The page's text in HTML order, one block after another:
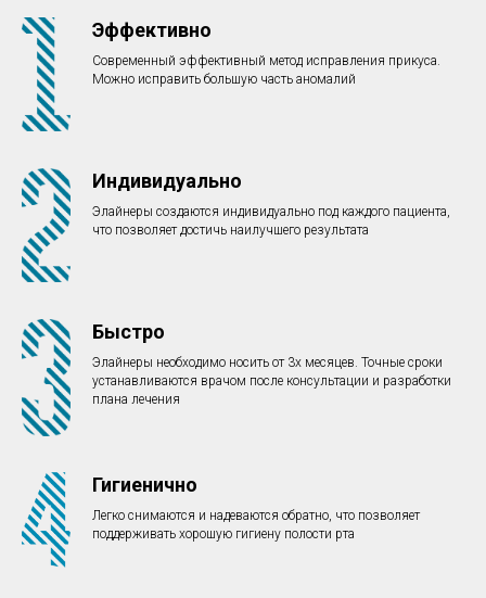
Эффективно
Современный эффективный метод исправления прикуса.
Можно исправить большую часть аномалий
Индивидуально
Элайнеры создаются индивидуально под каждого пациента,
что позволяет достичь наилучшего результата
Быстро
Элайнеры необходимо носить от 3х месяцев. Точные сроки
устанавливаются врачом после консультации и разработки
плана лечения
Гигиенично
Легко снимаются и надеваются обратно, что позволяет
поддерживать хорошую гигиену полости рта